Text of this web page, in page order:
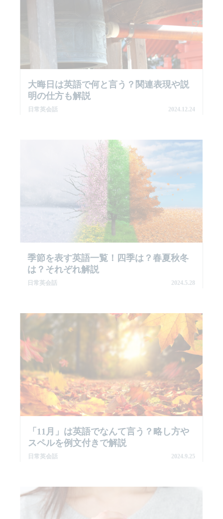
大晦日は英語で何と言う？関連表現や説
明の仕方も解説
日常英会話 2024.12.24
季節を表す英語一覧！四季は？春夏秋冬
は？それぞれ解説
日常英会話 2024.5.28
「11月」は英語でなんて言う？略し方や
スペルを例文付きで解説
日常英会話 2024.9.25